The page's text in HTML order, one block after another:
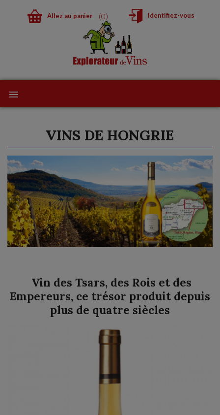
0
Allez au panier Identifiez-vous
VINS DE HONGRIE
Vin des Tsars, des Rois et des
Empereurs, ce trésor produit depuis
plus de quatre siècles